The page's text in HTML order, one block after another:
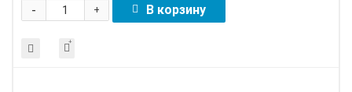
+
- В корзину